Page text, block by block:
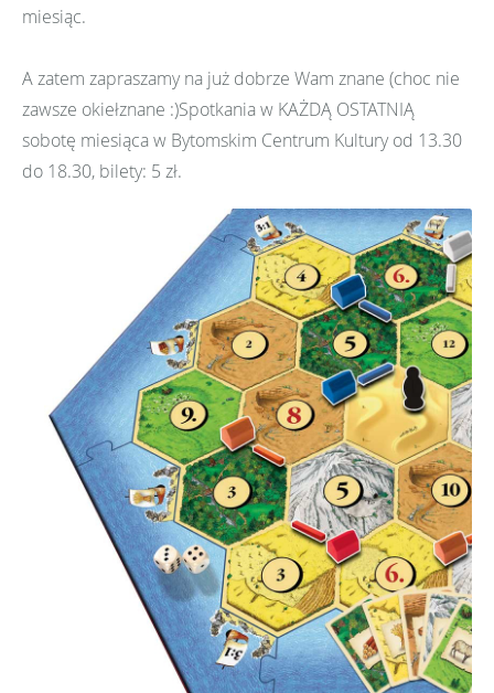
miesiąc.
A zatem zapraszamy na już dobrze Wam znane (choc nie
zawsze okiełznane :)Spotkania w KAŻDĄ OSTATNIĄ
sobotę miesiąca w Bytomskim Centrum Kultury od 13.30
do 18.30, bilety: 5 zł.